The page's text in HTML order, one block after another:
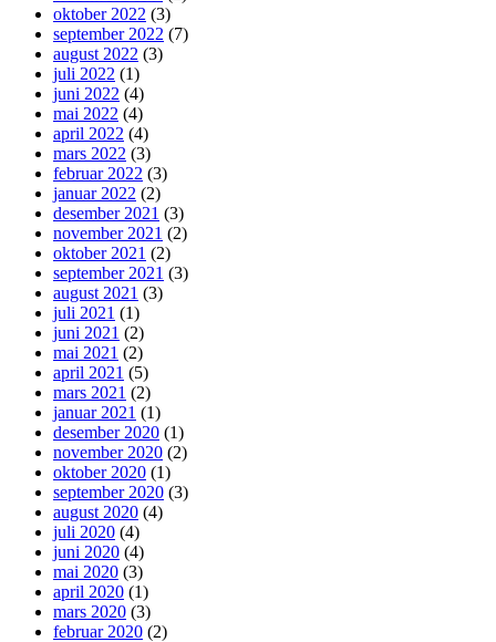
oktober 2022 (3)
september 2022 (7)
august 2022 (3)
juli 2022 (1)
juni 2022 (4)
mai 2022 (4)
april 2022 (4)
mars 2022 (3)
februar 2022 (3)
januar 2022 (2)
desember 2021 (3)
november 2021 (2)
oktober 2021 (2)
september 2021 (3)
august 2021 (3)
juli 2021 (1)
juni 2021 (2)
mai 2021 (2)
april 2021 (5)
mars 2021 (2)
januar 2021 (1)
desember 2020 (1)
november 2020 (2)
oktober 2020 (1)
september 2020 (3)
august 2020 (4)
juli 2020 (4)
juni 2020 (4)
mai 2020 (3)
april 2020 (1)
mars 2020 (3)
februar 2020 (2)